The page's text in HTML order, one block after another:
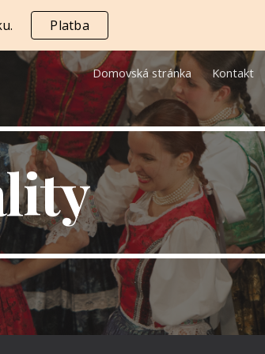
Skip to navigation
Platba
Domovská stránka Kontakt